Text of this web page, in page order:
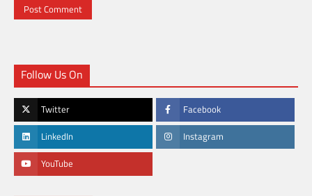
Follow Us On
Twitter Facebook
LinkedIn Instagram
YouTube